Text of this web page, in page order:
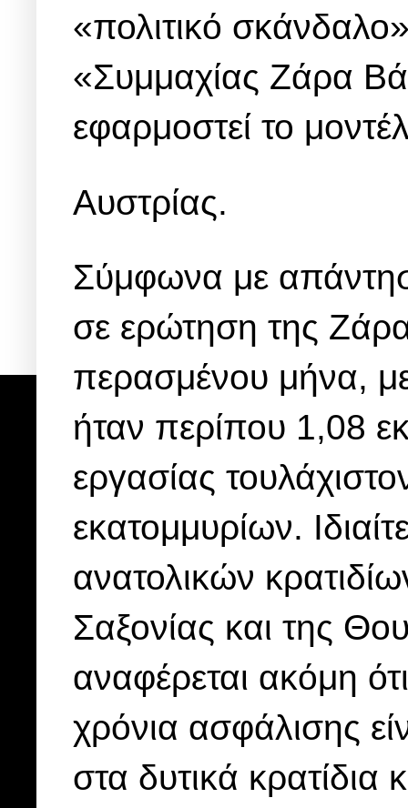
«πολιτικό
«Συμμαχίας Ζάρα
εφαρμοστεί το
Αυστρίας.
Σύμφωνα με
σε ερώτηση της
περασμένου μήνα,
ήταν περίπου 1,08
εργασίας
εκατομμυρίων.
ανατολικών
Σαξονίας και της
αναφέρεται ακόμη
χρόνια ασφάλισης
στα δυτικά κρατίδια